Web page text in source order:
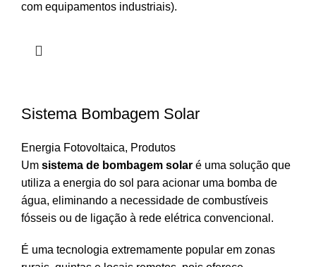
com equipamentos industriais).
Sistema Bombagem Solar
Energia Fotovoltaica, Produtos
Um sistema de bombagem solar é uma solução que
utiliza a energia do sol para acionar uma bomba de
água, eliminando a necessidade de combustíveis
fósseis ou de ligação à rede elétrica convencional.
É uma tecnologia extremamente popular em zonas